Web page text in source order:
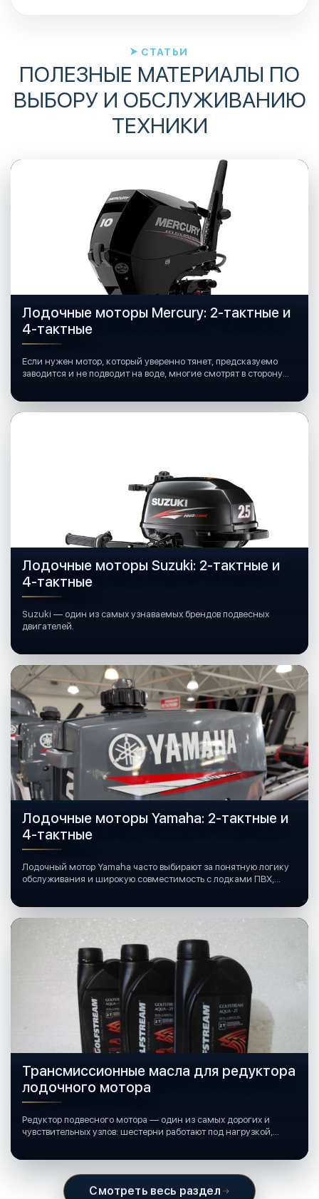
СТАТЬИ
ПОЛЕЗНЫЕ МАТЕРИАЛЫ ПО
ВЫБОРУ И ОБСЛУЖИВАНИЮ
ТЕХНИКИ
Лодочные моторы Mercury: 2-тактные и
4-тактные
Если нужен мотор, который уверенно тянет, предсказуемо
заводится и не подводит на воде, многие смотрят в сторону
Лодочные моторы Suzuki: 2-тактные и
4-тактные
Suzuki — один из самых узнаваемых брендов подвесных
двигателей.
Лодочные моторы Yamaha: 2-тактные и
4-тактные
Лодочный мотор Yamaha часто выбирают за понятную логику
обслуживания и широкую совместимость с лодками ПВХ,
Трансмиссионные масла для редуктора
лодочного мотора
Редуктор подвесного мотора — один из самых дорогих и
чувствительных узлов: шестерни работают под нагрузкой,
Смотреть весь раздел